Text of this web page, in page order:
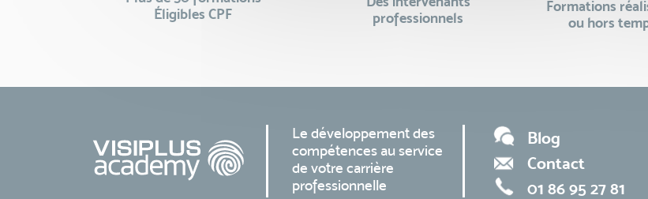
Éligibles CPF
professionnels
Formations
ou hors
Le développement des
compétences au service
de votre carrière
professionnelle
Blog
Contact
01 86 95 27 81